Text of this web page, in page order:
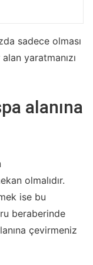
sadece olması
yaratmanızı
alanına
olmalıdır.
ise bu
beraberinde
çevirmeniz